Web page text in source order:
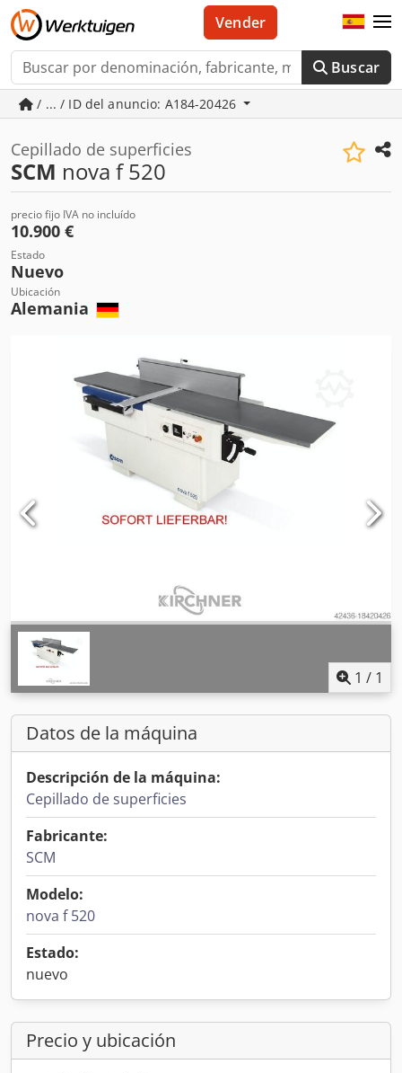
Buscar
Vender
/ ... / ID del anuncio: A184-20426
Cepillado de superficies
SCM nova f 520
precio fijo IVA no incluído
10.900 €
Estado
Nuevo
Ubicación
Alemania
1 / 1
Datos de la máquina
Descripción de la máquina:
Cepillado de superficies
Fabricante:
SCM
Modelo:
nova f 520
Estado:
nuevo
Precio y ubicación